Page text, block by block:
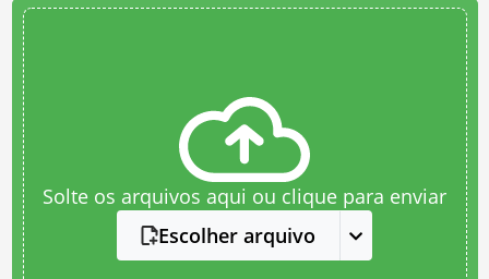
Solte os arquivos aqui ou clique para enviar
Escolher arquivo